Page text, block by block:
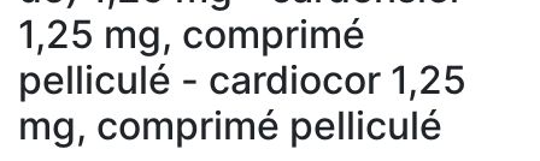
1,25 mg, comprimé
pelliculé - cardiocor 1,25
mg, comprimé pelliculé